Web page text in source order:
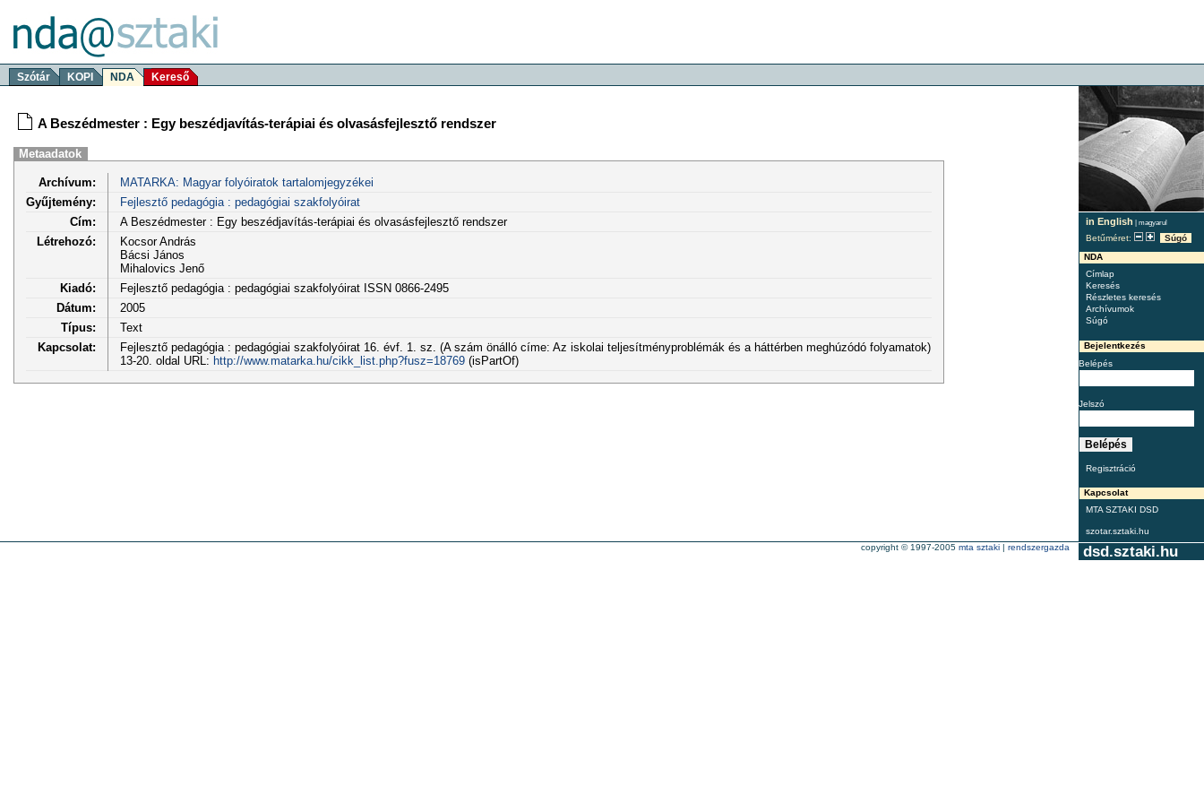
Szótár KOPI NDA Kereső
in English | magyarul
Betűméret:
Súgó
NDA
Címlap
Keresés
Részletes keresés
Archívumok
Súgó
Bejelentkezés
Belépés
Jelszó
Regisztráció
Kapcsolat
MTA SZTAKI DSD
szotar.sztaki.hu
A Beszédmester : Egy beszédjavítás-terápiai és olvasásfejlesztő rendszer
Metaadatok
Archívum:
MATARKA: Magyar folyóiratok tartalomjegyzékei
Gyűjtemény:
Fejlesztő pedagógia : pedagógiai szakfolyóirat
Cím:
A Beszédmester : Egy beszédjavítás-terápiai és olvasásfejlesztő rendszer
Létrehozó:
Kocsor András
Bácsi János
Mihalovics Jenő
Kiadó:
Fejlesztő pedagógia : pedagógiai szakfolyóirat ISSN 0866-2495
Dátum:
2005
Típus:
Text
Kapcsolat:
Fejlesztő pedagógia : pedagógiai szakfolyóirat 16. évf. 1. sz. (A szám önálló címe: Az iskolai teljesítményproblémák és a háttérben meghúzódó folyamatok)
13-20. oldal URL: http://www.matarka.hu/cikk_list.php?fusz=18769(isPartOf)
dsd.sztaki.hu
copyright © 1997-2005 mta sztaki | rendszergazda